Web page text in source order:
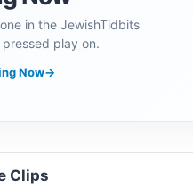
in the JewishTidbits
play on.
Now→
Clips